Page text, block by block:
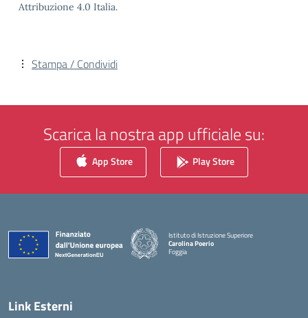
Attribuzione 4.0 Italia.
Stampa / Condividi
Scarica la nostra app ufficiale su:
App Store Play Store
Istituto di Istruzione Superiore
Carolina Poerio
Foggia
— Visita la pagina iniziale della scuola
Link Esterni